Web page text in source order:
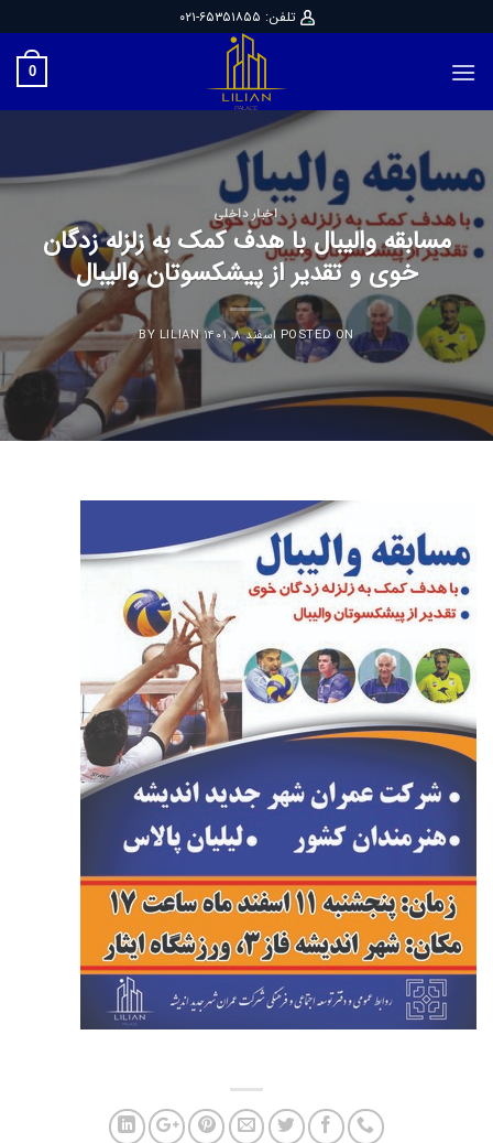
to
content
تلفن: ۶۵۳۵۱۸۵۵-۰۲۱
0
اخبار داخلی
مسابقه والیبال با هدف کمک به زلزله زدگان
خوی و تقدیر از پیشکسوتان والیبال
POSTED ON اسفند ۸, ۱۴۰۱ BY
LILIAN